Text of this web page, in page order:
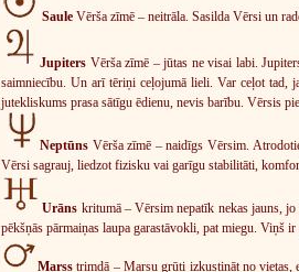
Saule Vērša zīmē – neitrāla. Sasilda Vērsi un
Jupiters Vērša zīmē – jūtas ne visai labi.
saimniecību. Un arī tēriņi ceļojumā lieli. Var ceļot tad,
jutekliskums prasa sātīgu ēdienu, nevis barību. Vērsis
Neptūns Vērša zīmē – naidīgs Vērsim.
Vērsi sagrauj, liedzot fizisku vai garīgu stabilitāti,
Urāns kritumā – Vērsim nepatīk nekas jauns,
pēkšņās pārmaiņas laupa garastāvokli, pat miegu. Viņš
Marsstrimdā – Marsu grūti izkustināt no vietas,